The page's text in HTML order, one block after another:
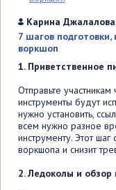
Карина Джалалова
7 шагов
воркшоп
1. Приветственное
Отправьте
инструменты будут
нужно установить,
всем нужно разное
инструменту. Этот
воркшопа и снизит
2. Ледоколы и обзор